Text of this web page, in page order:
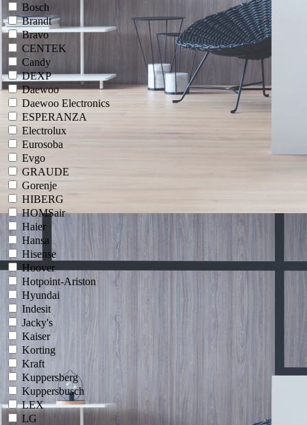
Bosch
Brandt
Bravo
CENTEK
Candy
DEXP
Daewoo
Daewoo Electronics
ESPERANZA
Electrolux
Eurosoba
Evgo
GRAUDE
Gorenje
HIBERG
HOMSair
Haier
Hansa
Hisense
Hoover
Hotpoint-Ariston
Hyundai
Indesit
Jacky's
Kaiser
Korting
Kraft
Kuppersberg
Kuppersbusch
LEX
LG